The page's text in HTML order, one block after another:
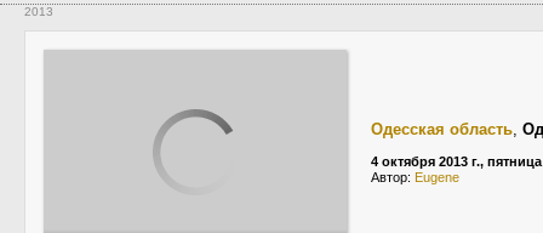
2013
Одесская область,
4 октября 2013 г., пятница
Автор: Eugene